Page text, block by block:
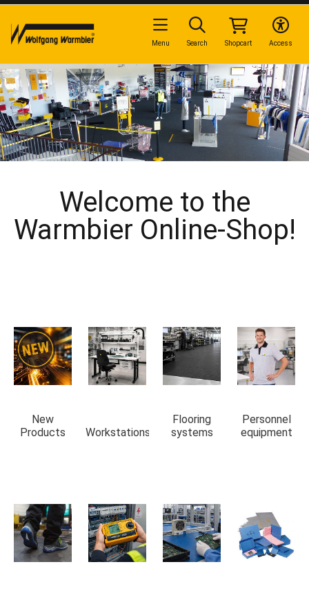
Welcome to the
Warmbier Online-Shop!
New
Products
Workstations
Flooring
systems
Personnel
equipment
Access
Shopcart
Search
Menu